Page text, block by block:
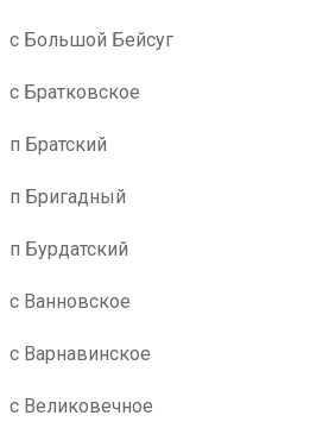
с Большой Бейсуг
с Братковское
п Братский
п Бригадный
п Бурдатский
с Ванновское
с Варнавинское
с Великовечное